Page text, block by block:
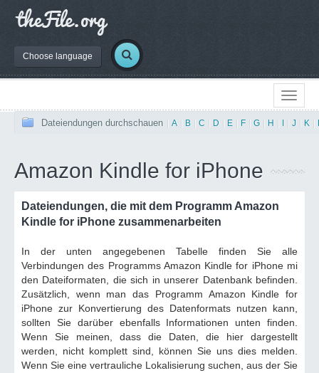
Choose language
Dateiendungen durchschauen A B C D E F G H J K
Amazon Kindle for iPhone
Dateiendungen, die mit dem Programm Amazon
Kindle for iPhone zusammenarbeiten
In der unten angegebenen Tabelle finden Sie alle
Verbindungen des Programms Amazon Kindle for iPhone mi
den Dateiformaten, die sich in unserer Datenbank befinden.
Zusätzlich, wenn man das Programm Amazon Kindle for
iPhone zur Konvertierung des Datenformats nutzen kann,
sollten Sie darüber ebenfalls Informationen unten finden.
Wenn Sie meinen, dass die Daten, die hier dargestellt
werden, nicht komplett sind, können Sie uns dies melden.
Wenn Sie eine vertrauliche Lokalisierung suchen, aus der Sie